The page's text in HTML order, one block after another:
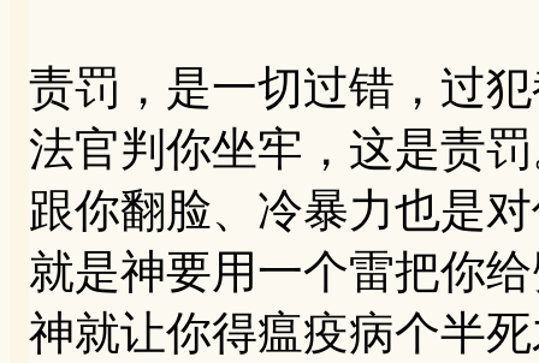
责罚，是一切过错，过
法官判你坐牢，这是责
跟你翻脸、冷暴力也是
就是神要用一个雷把你
神就让你得瘟疫病个半